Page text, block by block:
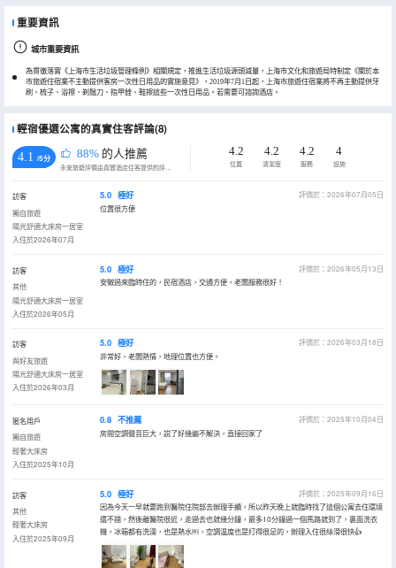
重要資訊
城市重要資訊
為貫徹落實《上海市生活垃圾管理條例》相關規定，推進生活垃圾源頭減量，上海市文化和旅遊局特制定《關於本
市旅遊住宿業不主動提供客房一次性日用品的實施意見》，2019年7月1日起，上海市旅遊住宿業將不再主動提供牙
刷、梳子、浴擦、剃鬚刀、指甲銼、鞋擦這些一次性日用品。若需要可諮詢酒店。
輕宿優選公寓的真實住客評論(8)
4.1 /5分 88% 的人推薦
永安旅遊評價由真實酒店住客提供的評價。
4.2
位置
4.2
清潔度
4.2
服務
4
設施
訪客
獨自旅遊
陽光舒適大床房一居室
入住於2026年07月
5.0 極好
評價於：2026年07月05日
位置很方便
訪客
其他
陽光舒適大床房一居室
入住於2026年05月
5.0 極好
評價於：2026年05月13日
安徽過來臨時住的，民宿酒店，交通方便，老闆服務很好！
訪客
與好友旅遊
陽光舒適大床房一居室
入住於2026年03月
5.0 極好
評價於：2026年03月18日
非常好，老闆熱情，地理位置也方便。
匿名用戶
獨自旅遊
輕奢大床房
入住於2025年10月
0.8 不推薦
評價於：2025年10月04日
房間空調聲音巨大，説了好幾遍不解決，直接回家了
訪客
其他
輕奢大床房
入住於2025年09月
5.0 極好
評價於：2025年09月16日
因為今天一早就要跑到醫院住院部去辦理手續，所以昨天晚上就臨時找了這個公寓去住環境
還不錯，然後離醫院很近，走過去也就幾分鐘，最多10分鐘過一個馬路就到了，裏面洗衣
機，冰箱都有洗澡，也是熱水￼，空調温度也是打得很足的，辦理入住很絲滑很快👍